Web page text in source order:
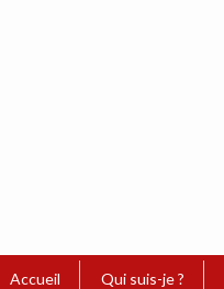
Accueil Qui suis-je ?